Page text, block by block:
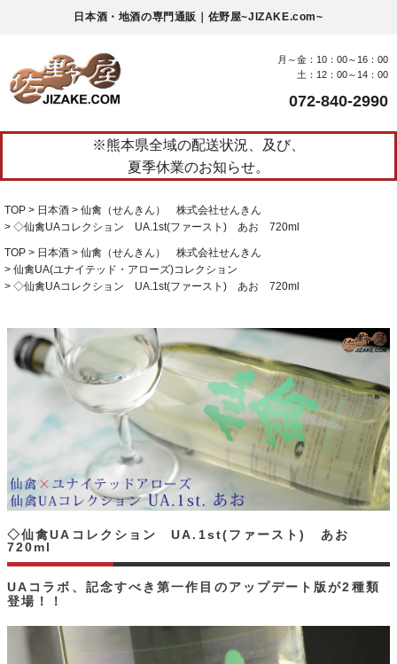
日本酒・地酒の専門通販｜佐野屋~JIZAKE.com~
月～金：10：00～16：00
土：12：00～14：00
072-840-2990
※熊本県全域の配送状況、及び、
夏季休業のお知らせ。
TOP 日本酒
仙禽（せんきん） 株式会社せんきん
◇仙禽UAコレクション UA.1st(ファースト) あお 720ml
TOP 日本酒
仙禽（せんきん） 株式会社せんきん
仙禽UA(ユナイテッド・アローズ)コレクション
◇仙禽UAコレクション UA.1st(ファースト) あお 720ml
UAコラボ、記念すべき第一作目のアップデート版が2種類
登場！！
◇仙禽UAコレクション UA.1st(ファースト) あお
720ml